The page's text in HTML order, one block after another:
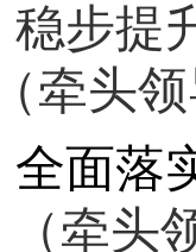
稳步提
（牵头
全面落
（牵头